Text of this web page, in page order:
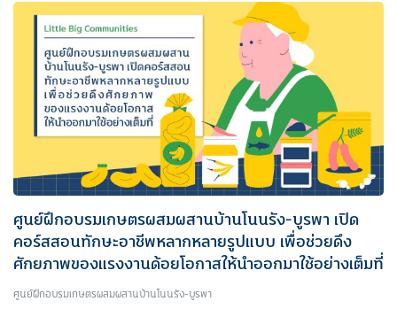
ศูนย์ฝึกอบรมเกษตรผสมผสานบ้านโนนรัง-บูรพา เปิด
คอร์สสอนทักษะอาชีพหลากหลายรูปแบบ เพื่อช่วยดึง
ศักยภาพของแรงงานด้อยโอกาสให้นำออกมาใช้อย่างเต็มที่
ศูนย์ฝึกอบรมเกษตรผสมผสานบ้านโนนรัง-บูรพา